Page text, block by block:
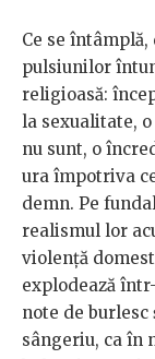
Ce se
pulsiunilor
religioasă:
la sexualitate,
nu sunt, o
ura împotriva
demn. Pe
realismul lor
violență
explodează
note de
sângeriu, ca în